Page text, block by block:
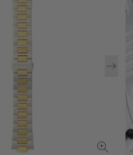
Öffnen
Sie
Medien
1
in
der
Galerieansicht